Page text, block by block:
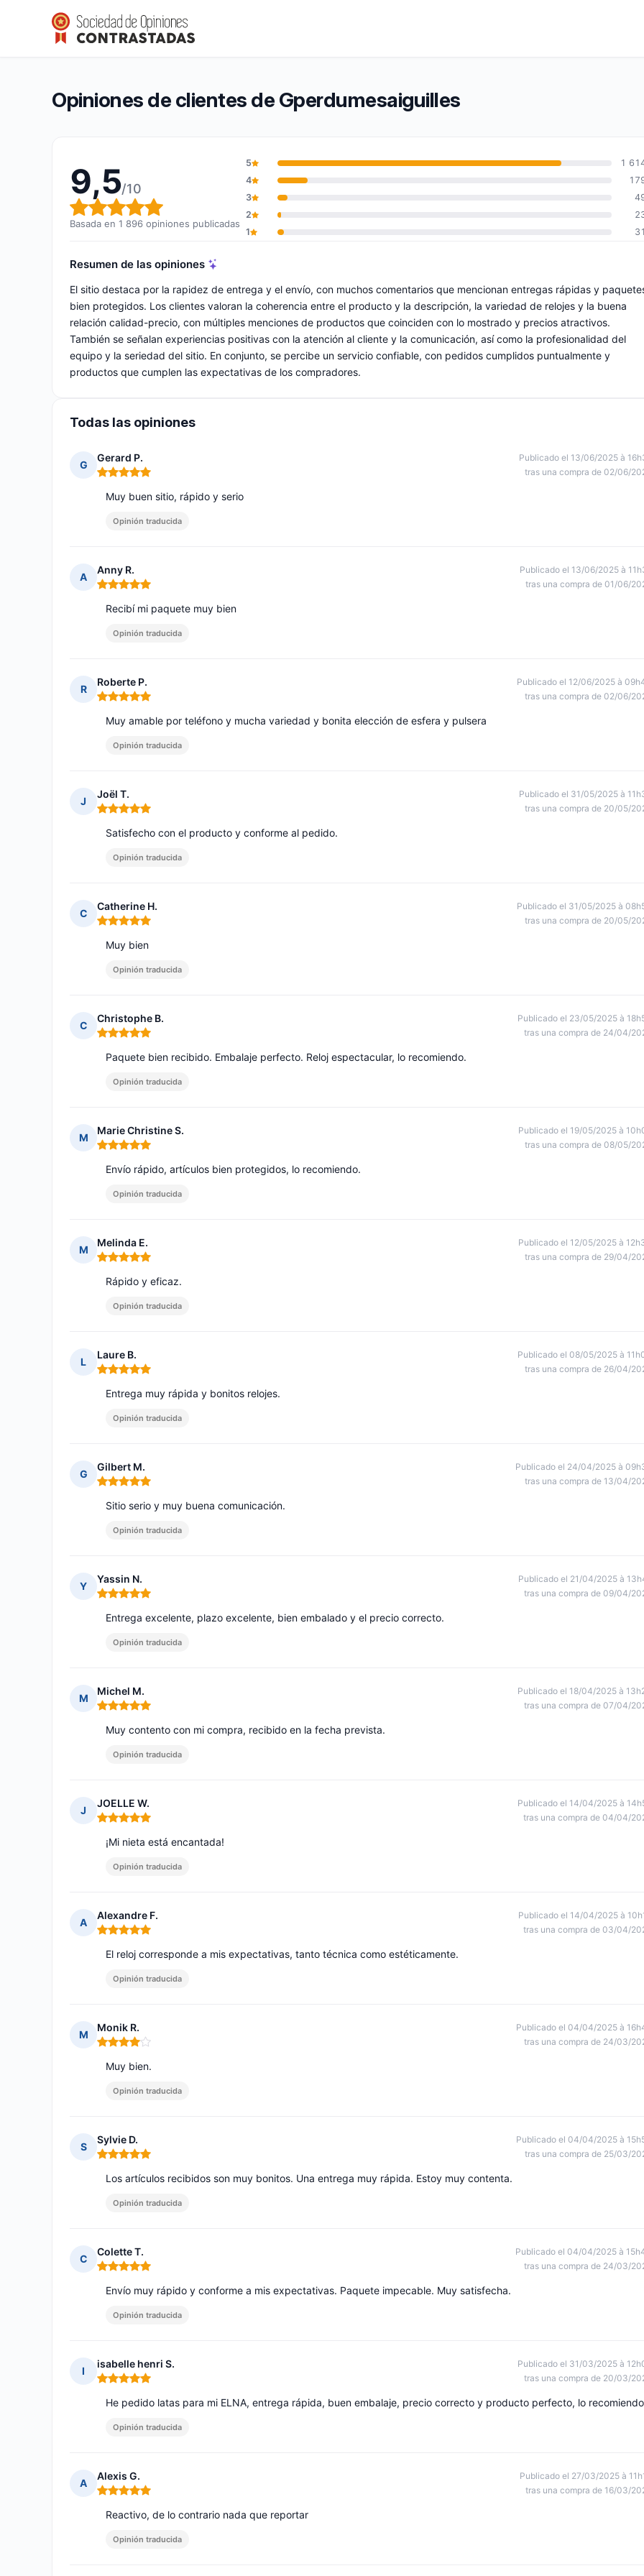
Gperdumesaiguilles
Calificación global: 9,5 de 10
9,5/10(1 896 opiniones)
Opiniones de clientes de Gperdumesaiguilles
9,5/10
Calificación global: 9,5 de 10
Basada en 1 896 opiniones publicadas
5
1
4
3
2
1
31
Resumen de las opiniones
El sitio destaca por la rapidez de entrega y el envío, con muchos comentarios que mencionan entregas rápidas y
bien protegidos. Los clientes valoran la coherencia entre el producto y la descripción, la variedad de relojes y la buena
relación calidad-precio, con múltiples menciones de productos que coinciden con lo mostrado y precios atractivos.
También se señalan experiencias positivas con la atención al cliente y la comunicación, así como la profesionalidad del
equipo y la seriedad del sitio. En conjunto, se percibe un servicio confiable, con pedidos cumplidos puntualmente y
productos que cumplen las expectativas de los compradores.
Todas las opiniones
G
Gerard P.
Nota: 5 de 5
Publicado el 13/06/2025 à
tras una compra de 02/06/
Muy buen sitio, rápido y serio
Opinión traducida
A
Anny R.
Nota: 5 de 5
Publicado el 13/06/2025 à
tras una compra de 01/06/
Recibí mi paquete muy bien
Opinión traducida
R
Roberte P.
Nota: 5 de 5
Publicado el 12/06/2025 à
tras una compra de 02/06/
Muy amable por teléfono y mucha variedad y bonita elección de esfera y pulsera
Opinión traducida
J
Joël T.
Nota: 5 de 5
Publicado el 31/05/2025 à
tras una compra de 20/05/
Satisfecho con el producto y conforme al pedido.
Opinión traducida
C
Catherine H.
Nota: 5 de 5
Publicado el 31/05/2025 à
tras una compra de 20/05/
Muy bien
Opinión traducida
C
Christophe B.
Nota: 5 de 5
Publicado el 23/05/2025 à
tras una compra de 24/04/
Paquete bien recibido. Embalaje perfecto. Reloj espectacular, lo recomiendo.
Opinión traducida
M
Marie Christine S.
Nota: 5 de 5
Publicado el 19/05/2025 à
tras una compra de 08/05/
Envío rápido, artículos bien protegidos, lo recomiendo.
Opinión traducida
M
Melinda E.
Nota: 5 de 5
Publicado el 12/05/2025 à
tras una compra de 29/04/
Rápido y eficaz.
Opinión traducida
L
Laure B.
Nota: 5 de 5
Publicado el 08/05/2025 à
tras una compra de 26/04/
Entrega muy rápida y bonitos relojes.
Opinión traducida
G
Gilbert M.
Nota: 5 de 5
Publicado el 24/04/2025 à
tras una compra de 13/04/
Sitio serio y muy buena comunicación.
Opinión traducida
Y
Yassin N.
Nota: 5 de 5
Publicado el 21/04/2025 à
tras una compra de 09/04/
Entrega excelente, plazo excelente, bien embalado y el precio correcto.
Opinión traducida
M
Michel M.
Nota: 5 de 5
Publicado el 18/04/2025 à
tras una compra de 07/04/
Muy contento con mi compra, recibido en la fecha prevista.
Opinión traducida
J
JOELLE W.
Nota: 5 de 5
Publicado el 14/04/2025 à
tras una compra de 04/04/
¡Mi nieta está encantada!
Opinión traducida
A
Alexandre F.
Nota: 5 de 5
Publicado el 14/04/2025 à
tras una compra de 03/04/
El reloj corresponde a mis expectativas, tanto técnica como estéticamente.
Opinión traducida
M
Monik R.
Nota: 4 de 5
Publicado el 04/04/2025 à
tras una compra de 24/03/
Muy bien.
Opinión traducida
S
Sylvie D.
Nota: 5 de 5
Publicado el 04/04/2025 à
tras una compra de 25/03/
Los artículos recibidos son muy bonitos. Una entrega muy rápida. Estoy muy contenta.
Opinión traducida
C
Colette T.
Nota: 5 de 5
Publicado el 04/04/2025 à
tras una compra de 24/03/
Envío muy rápido y conforme a mis expectativas. Paquete impecable. Muy satisfecha.
Opinión traducida
I
isabelle henri S.
Nota: 5 de 5
Publicado el 31/03/2025 à
tras una compra de 20/03/
He pedido latas para mi ELNA, entrega rápida, buen embalaje, precio correcto y producto perfecto, lo
Opinión traducida
A
Alexis G.
Nota: 5 de 5
Publicado el 27/03/2025 à
tras una compra de 16/03/
Reactivo, de lo contrario nada que reportar
Opinión traducida